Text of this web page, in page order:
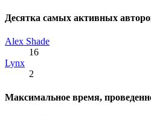
Десятка самых активных
Alex Shade
16
Lynx
2
Максимальное время,